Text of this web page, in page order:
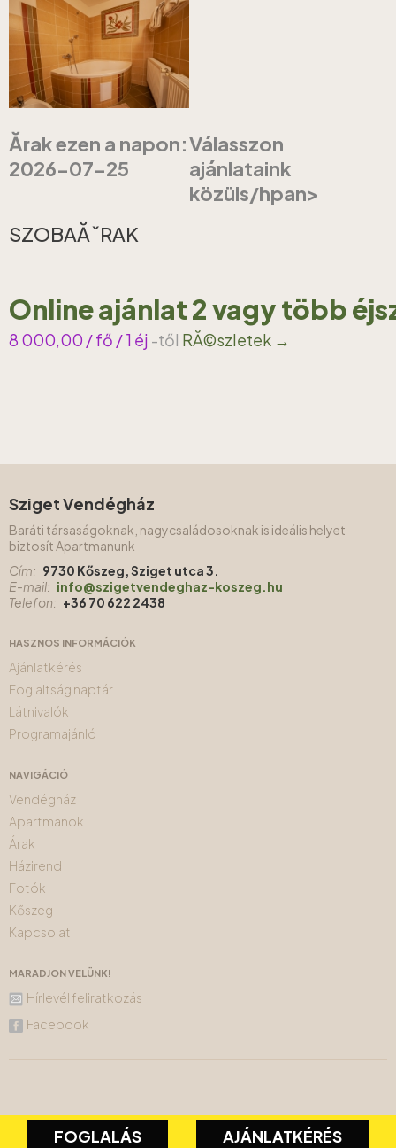
Ărak ezen a napon:
2026-07-25
Válasszon
ajánlataink
közüls/hpan>
SZOBAĂˇRAK
Online ajánlat 2 vagy több
8 000,00 / fő / 1 éj -től RĂ©szletek →
Sziget Vendégház
Baráti társaságoknak, nagycsaládosoknak is ideális helyet
biztosít Apartmanunk
Cím: 9730 Kőszeg, Sziget utca 3.
E-mail: info@szigetvendeghaz-koszeg.hu
Telefon: +36 70 622 2438
HASZNOS INFORMÁCIÓK
Ajánlatkérés
Foglaltság naptár
Látnivalók
Programajánló
NAVIGÁCIÓ
Vendégház
Apartmanok
Árak
Házirend
Fotók
Kőszeg
Kapcsolat
MARADJON VELÜNK!
Hírlevél feliratkozás
Facebook
FOGLALÁS AJÁNLATKÉRÉS